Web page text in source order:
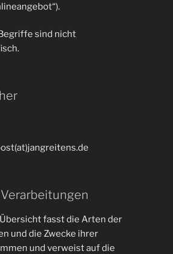
sind nicht
fasst die Arten der
und die Zwecke ihrer
und verweist auf die